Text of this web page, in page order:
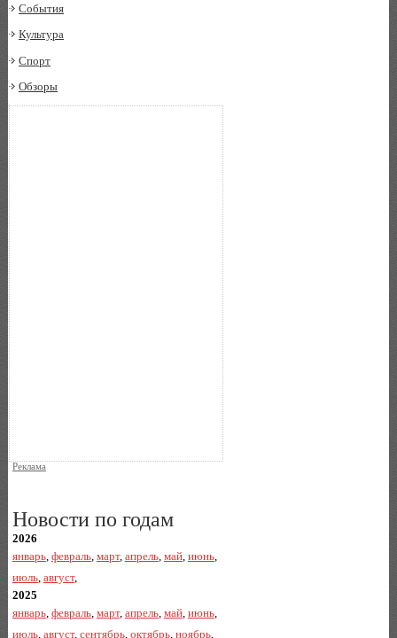
События
Культура
Спорт
Обзоры
Реклама
Новости по годам
2026
январь, февраль, март, апрель, май, июнь,
июль, август,
2025
январь, февраль, март, апрель, май, июнь,
июль, август, сентябрь, октябрь, ноябрь,